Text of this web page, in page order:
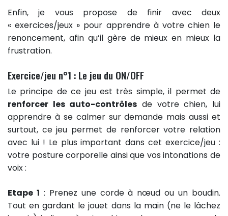
Enfin, je vous propose de finir avec deux
« exercices/jeux » pour apprendre à votre chien le
renoncement, afin qu’il gère de mieux en mieux la
frustration.
Exercice/jeu n°1 : Le jeu du ON/OFF
Le principe de ce jeu est très simple, il permet de
renforcer les auto-contrôles de votre chien, lui
apprendre à se calmer sur demande mais aussi et
surtout, ce jeu permet de renforcer votre relation
avec lui ! Le plus important dans cet exercice/jeu :
votre posture corporelle ainsi que vos intonations de
voix :
Etape 1 : Prenez une corde à nœud ou un boudin.
Tout en gardant le jouet dans la main (ne le lâchez